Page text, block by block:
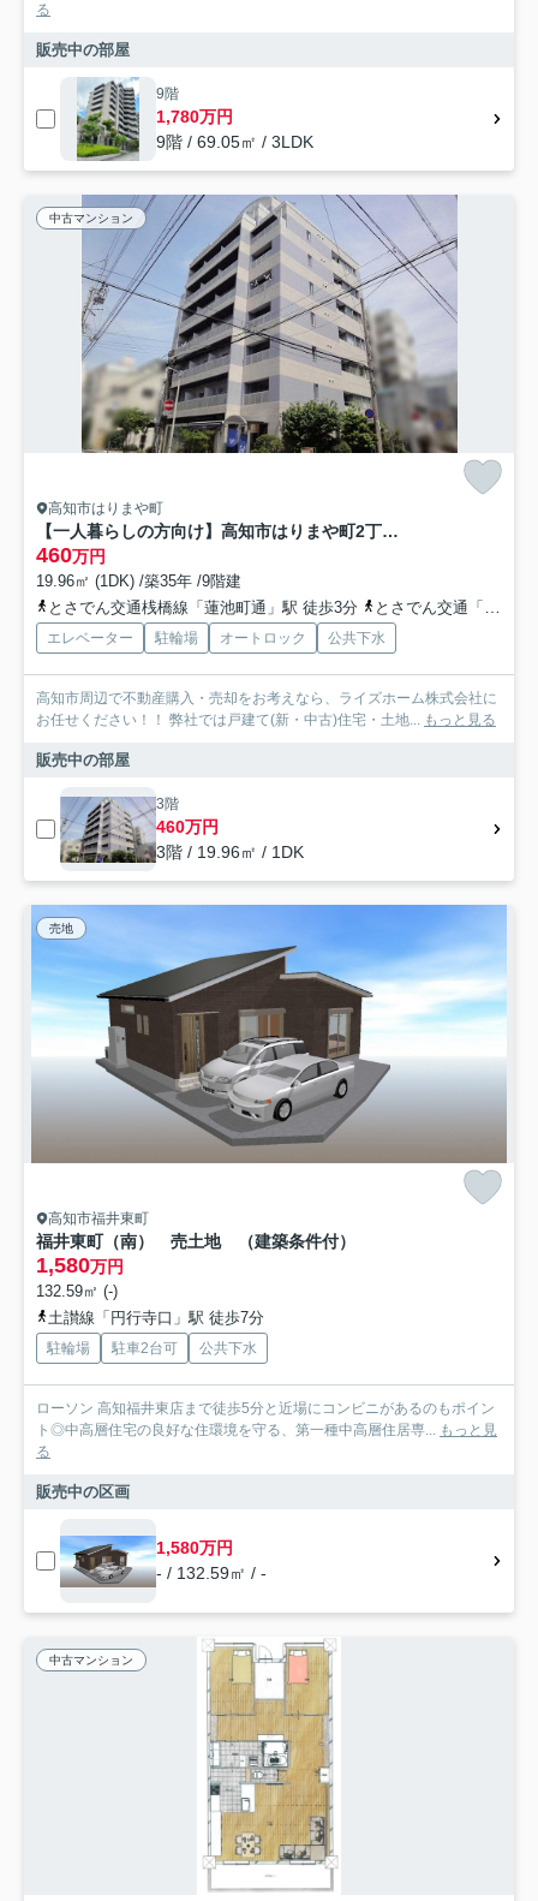
る
販売中の部屋
9階
1,780万円
9階 / 69.05㎡ / 3LDK
中古マンション
高知市はりまや町
【一人暮らしの方向け】高知市はりまや町2丁目アルファはりまやばし 中古マンション
460万円
19.96㎡ (1DK) /築35年 /9階建
とさでん交通桟橋線「蓮池町通」駅 徒歩3分
とさでん交通「北はりまや橋」バス停下車 徒歩2分
エレベーター 駐輪場 オートロック 公共下水
高知市周辺で不動産購入・売却をお考えなら、ライズホーム株式会社に
お任せください！！ 弊社では戸建て(新・中古)住宅・土地... もっと見る
販売中の部屋
3階
460万円
3階 / 19.96㎡ / 1DK
売地
高知市福井東町
福井東町（南） 売土地 （建築条件付）
1,580万円
132.59㎡ (-)
土讃線「円行寺口」駅 徒歩7分
駐輪場 駐車2台可 公共下水
ローソン 高知福井東店まで徒歩5分と近場にコンビニがあるのもポイン
ト◎中高層住宅の良好な住環境を守る、第一種中高層住居専... もっと見
る
販売中の区画
1,580万円
- / 132.59㎡ / -
中古マンション